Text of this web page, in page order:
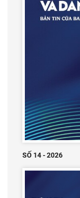
SỐ 14 - 2026